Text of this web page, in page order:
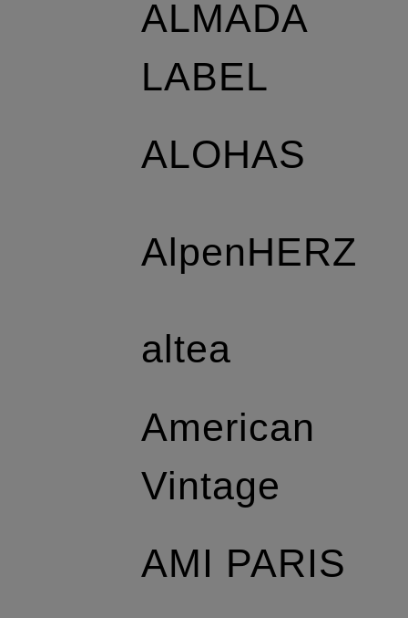
ALMADA
LABEL
ALOHAS
AlpenHERZ
altea
American
Vintage
AMI PARIS